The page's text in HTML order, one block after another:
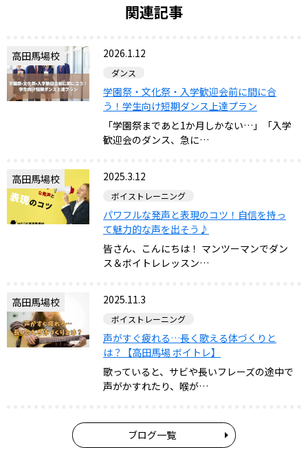
関連記事
高田馬場校 2026.1.12
ダンス
学園祭・文化祭・入学歓迎会前に間に合
う！学生向け短期ダンス上達プラン
「学園祭まであと1か月しかない…」「入学
歓迎会のダンス、急に…
高田馬場校 2025.3.12
ボイストレーニング
パワフルな発声と表現のコツ！自信を持っ
て魅力的な声を出そう♪
皆さん、こんにちは！ マンツーマンでダン
ス＆ボイトレレッスン…
高田馬場校 2025.11.3
ボイストレーニング
声がすぐ疲れる…長く歌える体づくりと
は？【高田馬場 ボイトレ】
歌っていると、サビや長いフレーズの途中で
声がかすれたり、喉が…
ブログ一覧